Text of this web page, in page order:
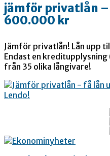
jämför privatlån –
600.000 kr
Jämför privatlån! Lån upp
Endast en kreditupplysning
från 35 olika långivare!